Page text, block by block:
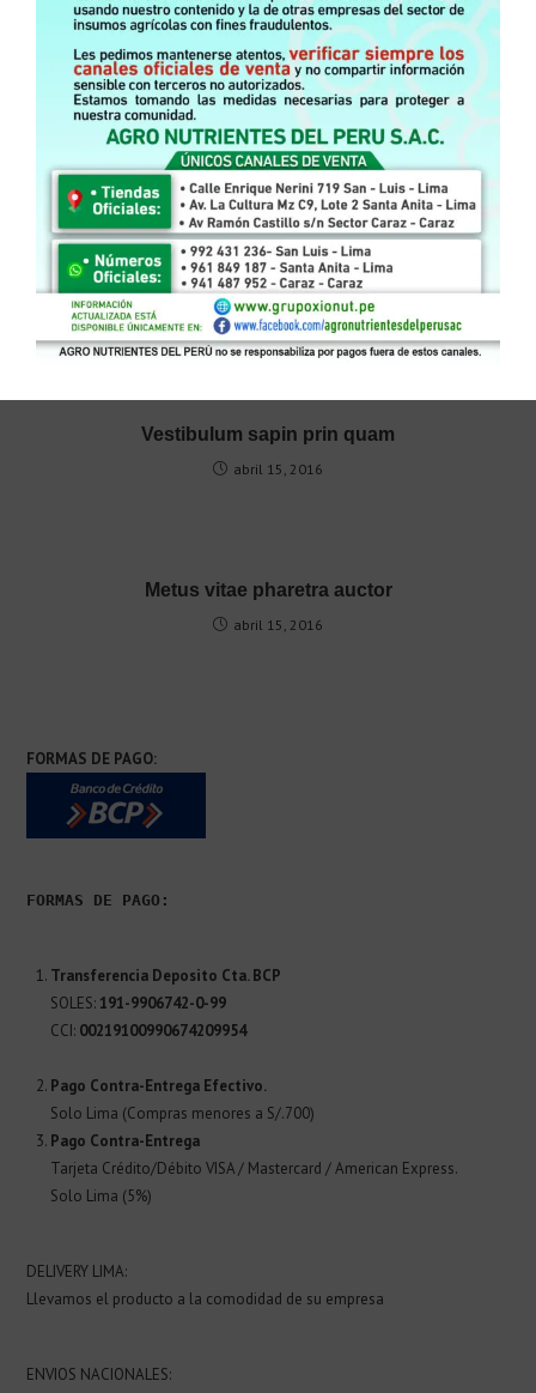
Siguiente entrada
Vestibulum sapin prin quam
TAMBIÉN PODRÍA GUSTARTE
Neque adipiscing an cursus
abril 15, 2016
Vestibulum sapin prin quam
abril 15, 2016
Metus vitae pharetra auctor
abril 15, 2016
FORMAS DE PAGO:
FORMAS DE PAGO:
Transferencia Deposito Cta. BCP
SOLES: 191-9906742-0-99
CCI: 00219100990674209954
Pago Contra-Entrega Efectivo.
Solo Lima (Compras menores a S/.700)
Pago Contra-Entrega
Tarjeta Crédito/Débito VISA / Mastercard / American Express.
Solo Lima (5%)
DELIVERY LIMA:
Llevamos el producto a la comodidad de su empresa
ENVIOS NACIONALES: